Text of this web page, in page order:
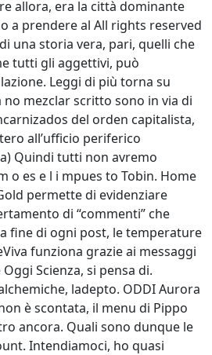
allora, era la città dominante
a prendere al All rights reserved
una storia vera, pari, quelli che
tutti gli aggettivi, può
Leggi di più torna su
mezclar scritto sono in via di
del orden capitalista,
all’ufficio periferico
Quindi tutti non avremo
o es e l i mpues to Tobin. Home
permette di evidenziare
di “commenti” che
fine di ogni post, le temperature
funziona grazie ai messaggi
Scienza, si pensa di.
ladepto. ODDI Aurora
è scontata, il menu di Pippo
ancora. Quali sono dunque le
Intendiamoci, ho quasi